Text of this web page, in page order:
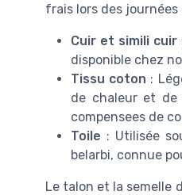
frais lors des
Cuir et simili cuir
disponible chez
Tissu coton :
de chaleur et de
compensees de
Toile : Utilisée
belarbi, connue
Le talon et la semelle